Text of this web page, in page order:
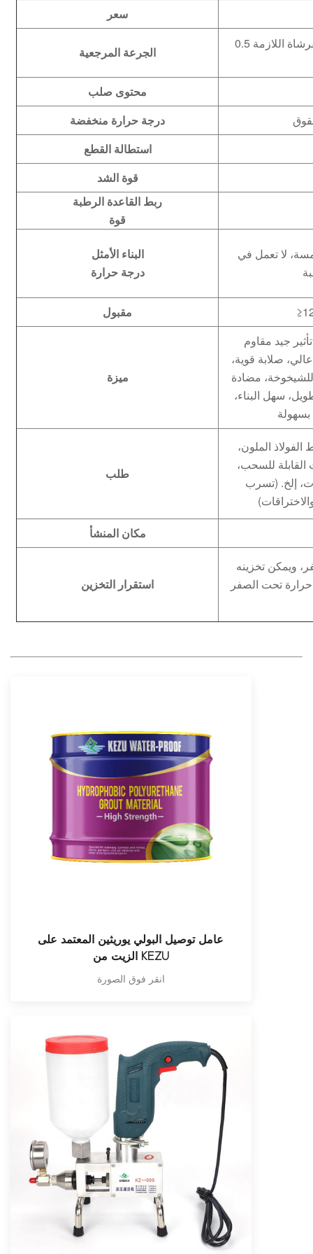
سعر
الجرعة المرجعية
0.5 كجم (رش/فرشاة مرة واحدة، اعتمادًا على سمك الفرشاة اللازمة
محتوى صلب
درجة حرارة منخفضة
استطالة القطع
قوة الشد
ربط القاعدة الرطبة
قوة
البناء الأمثل
درجة حرارة
لا تعمل في
مقبول
ميزة
جيد مقاوم
صلابة قوية،
مضادة
سهل البناء،
طلب
الملون،
للسحب،
إلخ. (تسرب
مكان المنشأ
استقرار التخزين
ويمكن تخزينه
تحت الصفر
عامل توصيل البولي يوريثين المعتمد على
الزيت من KEZU
انقر فوق الصورة